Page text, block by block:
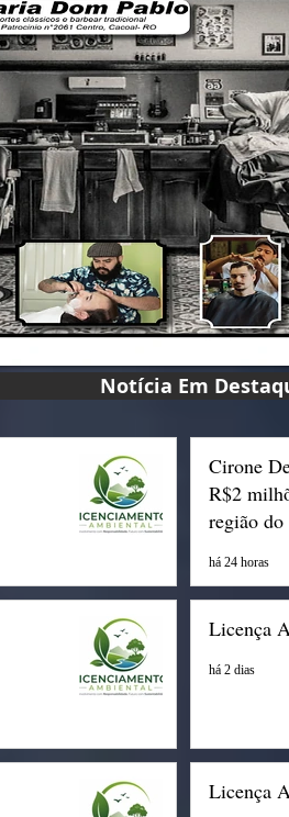
Em
Cirone
R$2
região do
há 24 horas
Licença
há 2 dias
Licença